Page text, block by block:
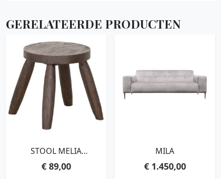
GERELATEERDE PRODUCTEN
STOOL MELIA
BROWN RECYCLED
€89,00
MILA
€1.450,00